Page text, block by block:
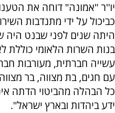
יו''ר "אמונה" דוחה את
כביכול על ידי מתנדבות
היתה שנים לפני שבנט היה
בנות השרות הלאומי כוללת
עשייה חברתית, מעורבות
עם חגים, בת מצווה, בר
כל הבהלה מהביטוי הדתה
ידע ביהדות ובארץ ישראל".